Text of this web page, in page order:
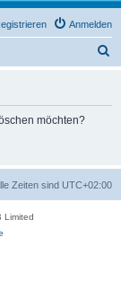
Anmelden
möchten?
Zeiten sind UTC+02:00
Limited